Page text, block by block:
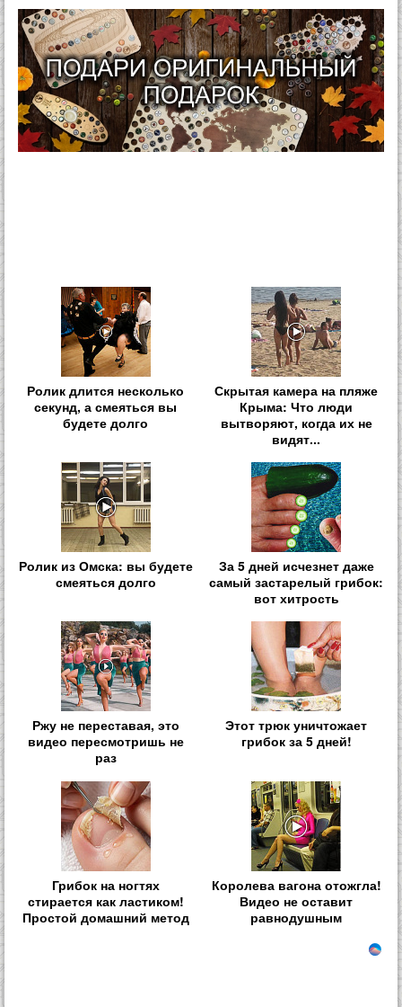
Ролик длится несколько
секунд, а смеяться вы
будете долго
Скрытая камера на пляже
Крыма: Что люди
вытворяют, когда их не
видят...
Ролик из Омска: вы будете
смеяться долго
За 5 дней исчезнет даже
самый застарелый грибок:
вот хитрость
Ржу не переставая, это
видео пересмотришь не
раз
Этот трюк уничтожает
грибок за 5 дней!
Грибок на ногтях
стирается как ластиком!
Простой домашний метод
Королева вагона отожгла!
Видео не оставит
равнодушным